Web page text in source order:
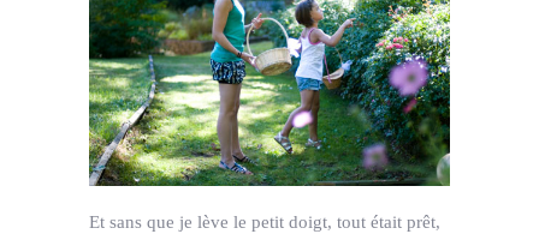
Et sans que je lève le petit doigt, tout était prêt,